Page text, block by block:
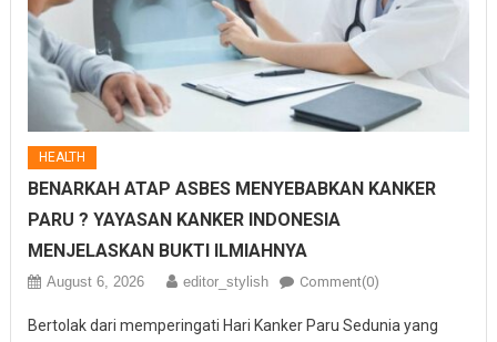
HEALTH
BENARKAH ATAP ASBES MENYEBABKAN KANKER
PARU ? YAYASAN KANKER INDONESIA
MENJELASKAN BUKTI ILMIAHNYA
August 6, 2026 editor_stylish Comment(0)
Bertolak dari memperingati Hari Kanker Paru Sedunia yang